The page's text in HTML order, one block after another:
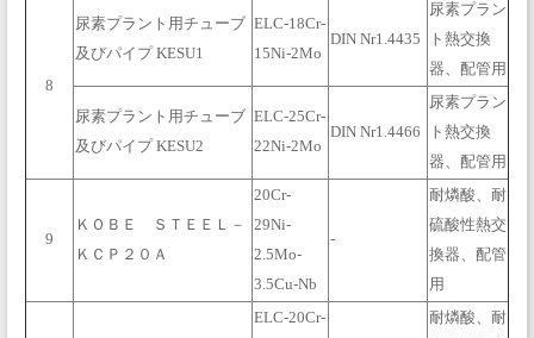
8
尿素プラント用チューブ
及びパイプ KESU1
ELC-18Cr-
15Ni-2Mo
DIN Nr1.4435
尿素プラン
ト熱交換
器、配管用
尿素プラント用チューブ
及びパイプ KESU2
ELC-25Cr-
22Ni-2Mo
DIN Nr1.4466
尿素プラン
ト熱交換
器、配管用
9
ＫＯＢＥ ＳＴＥＥＬ－
ＫＣＰ２０Ａ
20Cr-
29Ni-
2.5Mo-
3.5Cu-Nb
-
耐燐酸、耐
硫酸性熱交
換器、配管
用
ELC-20Cr-
耐燐酸、耐